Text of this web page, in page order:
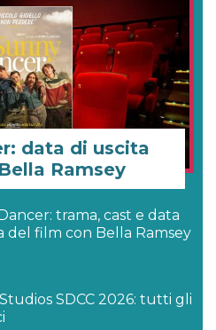
data di uscita
Ramsey
trama, cast e data
del film con Bella Ramsey
SDCC 2026: tutti gli